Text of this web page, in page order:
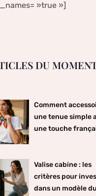
»true »]
DU
Comment
une tenue simple
une touche
Valise cabine : les
critères pour
dans un modèle